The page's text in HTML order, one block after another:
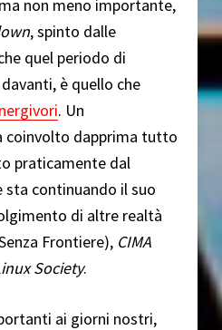
non meno importante,
, spinto dalle
quel periodo di
è quello che
. Un
coinvolto dapprima tutto
praticamente dal
sta continuando il suo
di altre realtà
Frontiere), CIMA
Society.
ai giorni nostri,